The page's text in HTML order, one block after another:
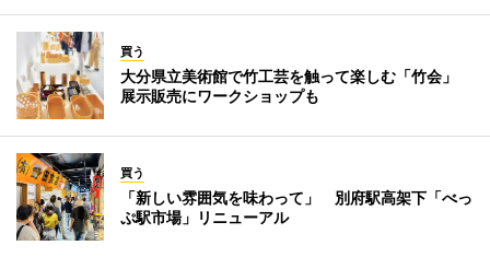
買う
大分県立美術館で竹工芸を触って楽しむ「竹会」
展示販売にワークショップも
買う
「新しい雰囲気を味わって」 別府駅高架下「べっ
ぷ駅市場」リニューアル